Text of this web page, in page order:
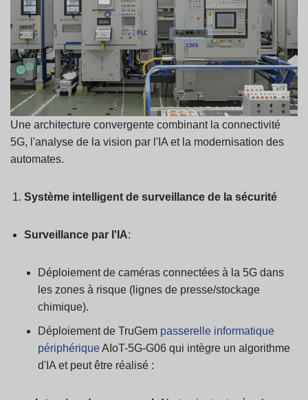
Une architecture convergente combinant la connectivité
5G, l'analyse de la vision par l'IA et la modernisation des
automates.
Système intelligent de surveillance de la sécurité
Surveillance par l'IA:
Déploiement de caméras connectées à la 5G dans
les zones à risque (lignes de presse/stockage
chimique).
Déploiement de TruGem passerelle informatique
périphériqueAIoT-5G-G06 qui intègre un algorithme
d'IA et peut être réalisé :